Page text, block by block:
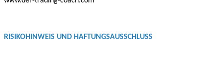
RISIKOHINWEIS UND HAFTUNGSAUSSCHLUSS